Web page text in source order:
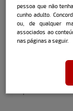
Na cama,
De quatro.
Já ficou
pessoa que não
cunho adulto.
ou, de qualquer
associados ao
nas páginas a seguir.